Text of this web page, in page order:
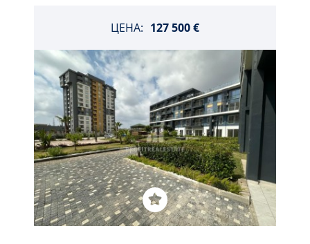
ЦЕНА: 127 500 €